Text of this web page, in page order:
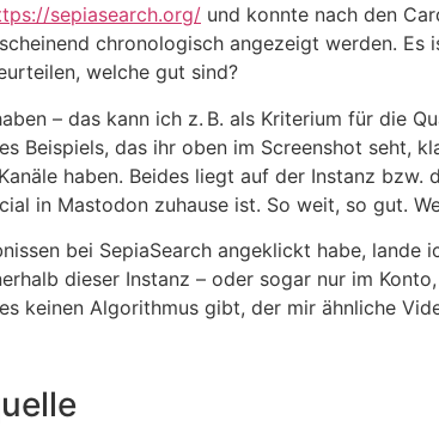
sepiasearch.org/ und konnte nach den
chronologisch angezeigt werden.
welche gut sind?
– das kann ich z. B. als Kriterium für die
Beispiels, das ihr oben im Screenshot seht,
haben. Beides liegt auf der Instanz bzw.
in Mastodon zuhause ist. So weit, so gut.
bei SepiaSearch angeklickt habe, lande
dieser Instanz – oder sogar nur im
keinen Algorithmus gibt, der mir ähnliche